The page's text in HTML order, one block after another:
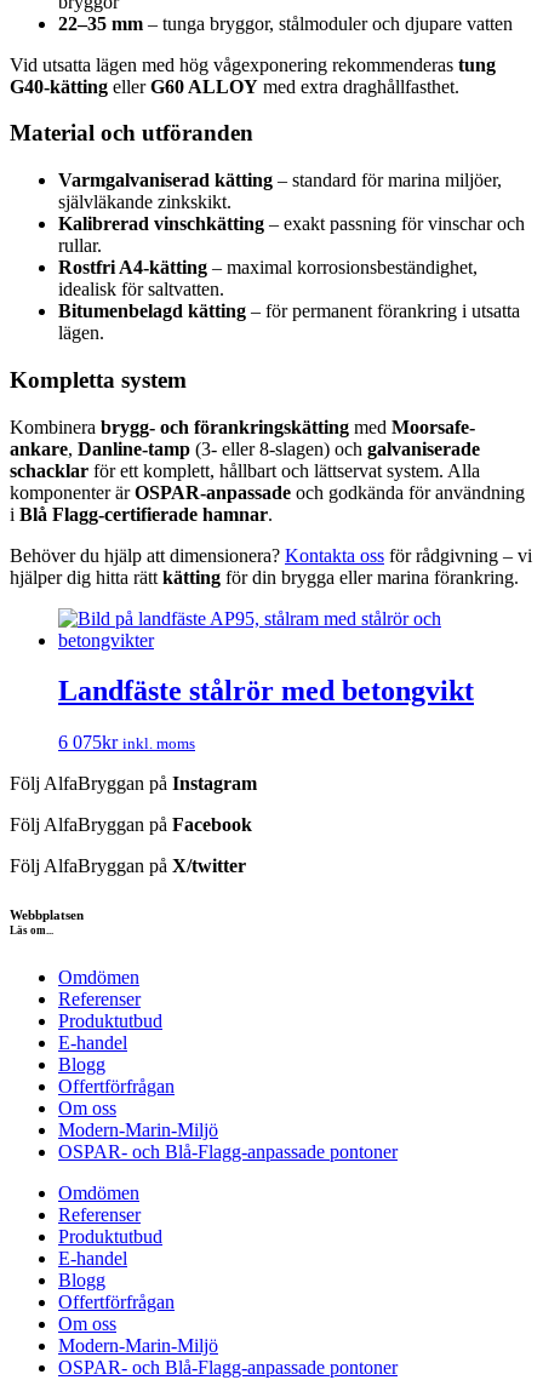
22–35 mm – tunga bryggor, stålmoduler och djupare vatten
Vid utsatta lägen med hög vågexponering rekommenderas tung
G40-kätting ellerG60 ALLOY med extra draghållfasthet.
Material och utföranden
Varmgalvaniserad kätting – standard för marina miljöer,
självläkande zinkskikt.
Kalibrerad vinschkätting – exakt passning för vinschar och
rullar.
Rostfri A4-kätting – maximal korrosionsbeständighet,
idealisk för saltvatten.
Bitumenbelagd kätting – för permanent förankring i utsatta
lägen.
Kompletta system
Kombinera brygg- och förankringskätting med Moorsafe-
ankare, Danline-tamp (3- eller 8-slagen) och galvaniserade
schacklar för ett komplett, hållbart och lättservat system. Alla
komponenter ärOSPAR-anpassade och godkända för användning
i Blå Flagg-certifierade hamnar.
Behöver du hjälp att dimensionera? Kontakta oss för rådgivning – vi
hjälper dig hitta rätt kätting för din brygga eller marina förankring.
Landfäste stålrör med betongvikt
6 075kr inkl. moms
Följ AlfaBryggan på Instagram
Följ AlfaBryggan på Facebook
Följ AlfaBryggan på X/twitter
Webbplatsen
Läs om...
Omdömen
Referenser
Produktutbud
E-handel
Blogg
Offertförfrågan
Om oss
Modern-Marin-Miljö
OSPAR- och Blå-Flagg-anpassade pontoner
Omdömen
Referenser
Produktutbud
E-handel
Blogg
Offertförfrågan
Om oss
Modern-Marin-Miljö
OSPAR- och Blå-Flagg-anpassade pontoner